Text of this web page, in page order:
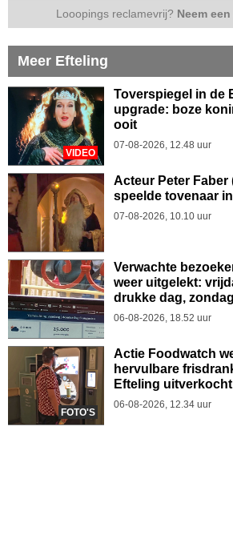
Looopings reclamevrij? Neem
Meer Efteling
VIDEO
Toverspiegel in de
upgrade: boze
ooit
07-08-2026, 12.48 uur
Acteur Peter Faber
speelde tovenaar
07-08-2026, 10.10 uur
Verwachte
weer uitgelekt:
drukke dag,
06-08-2026, 18.52 uur
FOTO'S
Actie Foodwatch
hervulbare
Efteling uitverkocht
06-08-2026, 12.34 uur